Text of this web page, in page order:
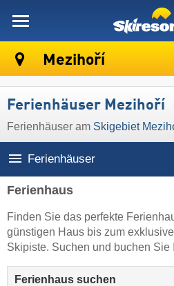
Mezihoří
Ferienhäuser Mezihoří
Ferienhäuser am Skigebiet
Ferienhäuser
Ferienhaus
Finden Sie das perfekte
günstigen Haus bis zum
Skipiste. Suchen und buchen Sie
Ferienhaus suchen